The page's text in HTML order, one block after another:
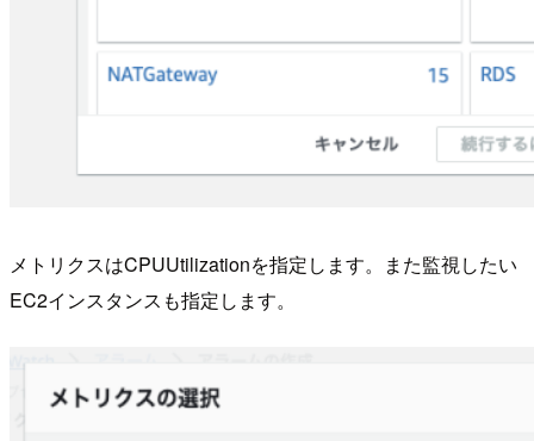
メトリクスはCPUUtilizationを指定します。また監視したい
EC2インスタンスも指定します。